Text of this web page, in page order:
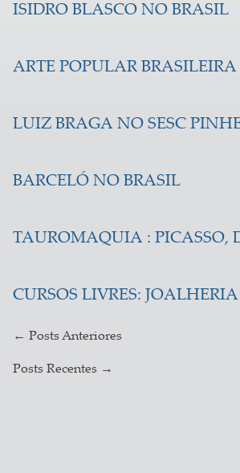
ISIDRO BLASCO NO BRASIL
ARTE POPULAR BRASILEIRA
LUIZ BRAGA NO SESC
BARCELÓ NO BRASIL
TAUROMAQUIA : PICASSO,
CURSOS LIVRES:
← Posts Anteriores
Posts Recentes →